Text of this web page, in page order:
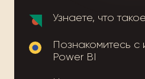
Узнаете, что
Познакомитесь
Power BI